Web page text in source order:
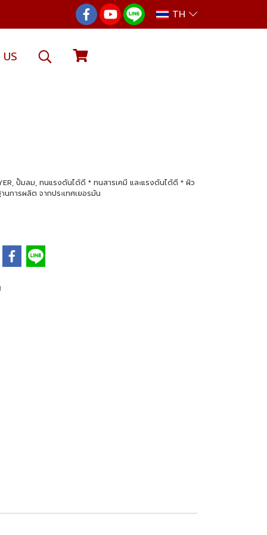
TH
ปั้มลม, ทนแรงดันได้ดี * ทนสารเคมี และแรงดันได้ดี * ผิว
การผลิต จากประเทศเยอรมัน